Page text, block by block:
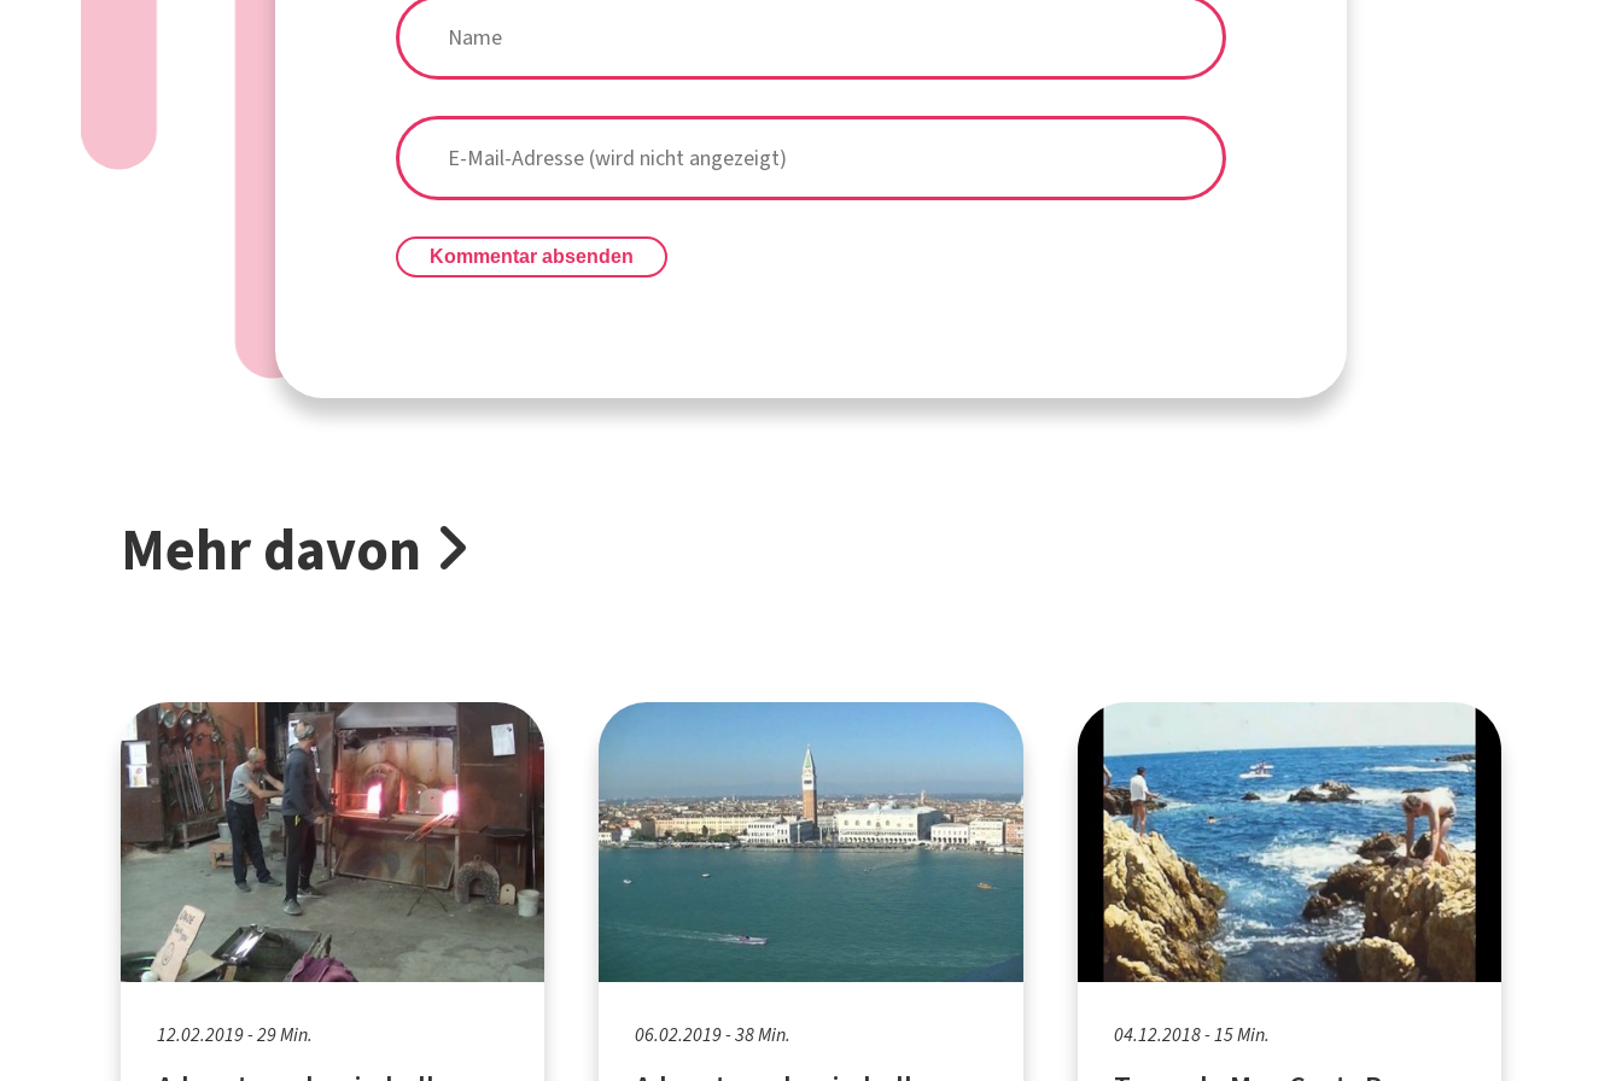
Kommentar absenden
Mehr davon
12.02.2019 - 29 Min. 06.02.2019 - 38 Min. 04.12.2018 - 15 Min.